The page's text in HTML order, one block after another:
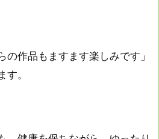
の作品もますます楽しみです」
す。